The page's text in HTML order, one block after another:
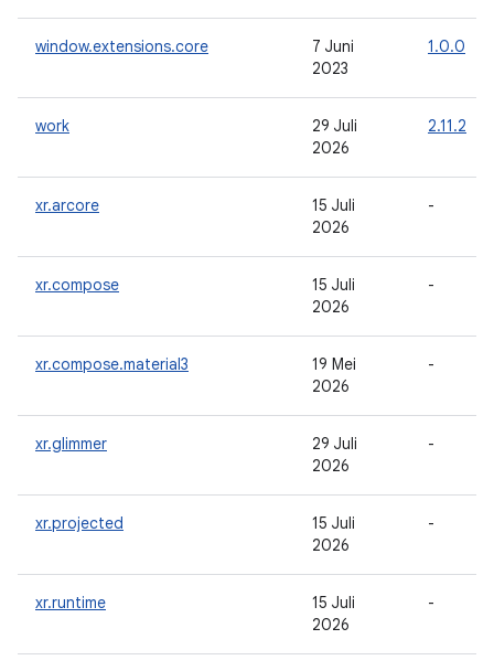
window.extensions.core
7 Juni
2023
1.0.0
work
29 Juli
2026
2.11.2
xr.arcore
15 Juli
2026
-
xr.compose
15 Juli
2026
-
xr.compose.material3
19 Mei
2026
-
xr.glimmer
29 Juli
2026
-
xr.projected
15 Juli
2026
-
xr.runtime
15 Juli
2026
-